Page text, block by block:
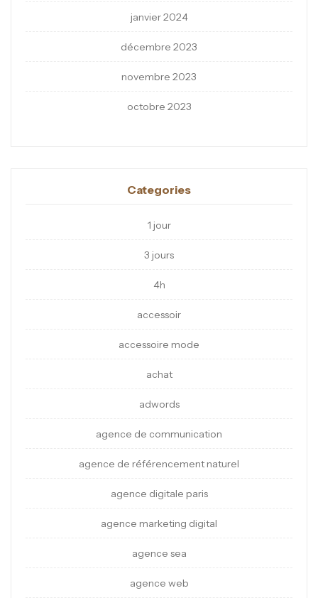
janvier 2024
décembre 2023
novembre 2023
octobre 2023
Categories
1 jour
3 jours
4h
accessoir
accessoire mode
achat
adwords
agence de communication
agence de référencement naturel
agence digitale paris
agence marketing digital
agence sea
agence web